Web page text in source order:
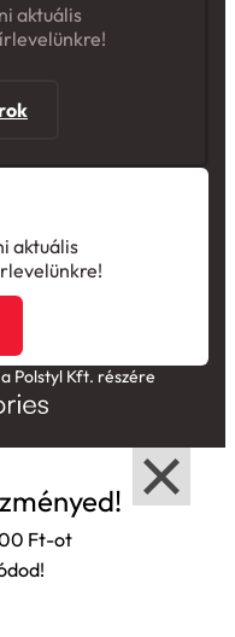
aktuális
aktuális
Polstyl Kft. részére
Ft-ot